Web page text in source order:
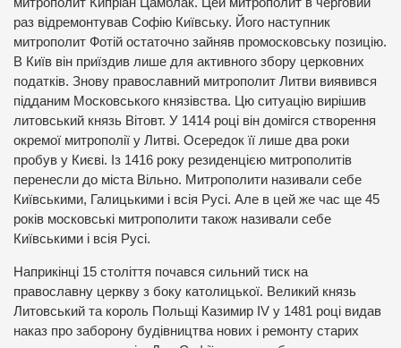
митрополит Кипріан Цамблак. Цей митрополит в черговий
раз відремонтував Софію Київську. Його наступник
митрополит Фотій остаточно зайняв промосковську позицію.
В Київ він приїздив лише для активного збору церковних
податків. Знову православний митрополит Литви виявився
підданим Московського князівства. Цю ситуацію вирішив
литовський князь Вітовт. У 1414 році він домігся створення
окремої митрополії у Литві. Осередок її лише два роки
пробув у Києві. Із 1416 року резиденцією митрополитів
перенесли до міста Вільно. Митрополити називали себе
Київськими, Галицькими і всія Русі. Але в цей же час ще 45
років московські митрополити також називали себе
Київськими і всія Русі.
Наприкінці 15 століття почався сильний тиск на
православну церкву з боку католицької. Великий князь
Литовський та король Польщі Казимир IV у 1481 році видав
наказ про заборону будівництва нових і ремонту старих